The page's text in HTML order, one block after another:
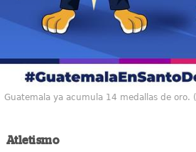
Guatemala ya acumula 14 medallas de oro.
Atletismo